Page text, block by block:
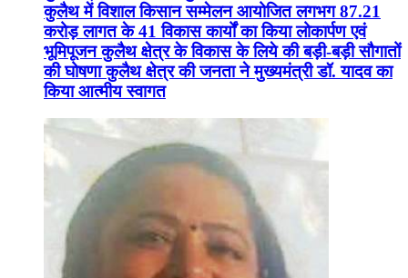
कुलैथ में विशाल किसान सम्मेलन आयोजित लगभग 87.21
करोड़ लागत के 41 विकास कार्यों का किया लोकार्पण एवं
भूमिपूजन कुलैथ क्षेत्र के विकास के लिये की बड़ी-बड़ी सौगातों
की घोषणा कुलैथ क्षेत्र की जनता ने मुख्यमंत्री डॉ. यादव का
किया आत्मीय स्वागत